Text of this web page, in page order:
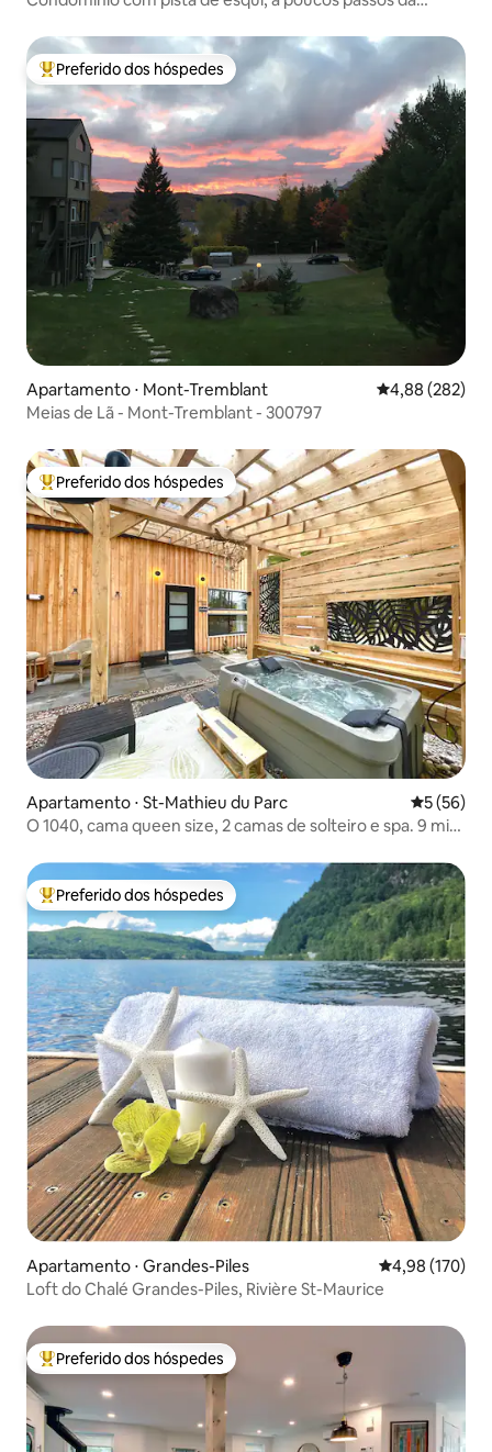
Entre os melhores preferidos dos hóspedes
Preferido dos hóspedes
Apartamento ⋅ Mont-Tremblant 4,88 de uma
4,88 (282)
Meias de Lã - Mont-Tremblant - 300797
Entre os melhores preferidos dos hóspedes
Preferido dos hóspedes
Apartamento ⋅ St-Mathieu du Parc 5 de uma
5 (56)
O 1040, cama queen size, 2 camas de solteiro e spa. 9 min
Entre os melhores preferidos dos hóspedes
Preferido dos hóspedes
Apartamento ⋅ Grandes-Piles 4,98 de uma
4,98 (170)
Loft do Chalé Grandes-Piles, Rivière St-Maurice
Entre os melhores preferidos dos hóspedes
Preferido dos hóspedes